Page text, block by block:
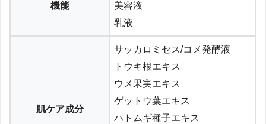
機能
美容液
乳液
肌ケア成分
サッカロミセス/コメ発酵液
トウキ根エキス
ウメ果実エキス
ゲットウ葉エキス
ハトムギ種子エキス